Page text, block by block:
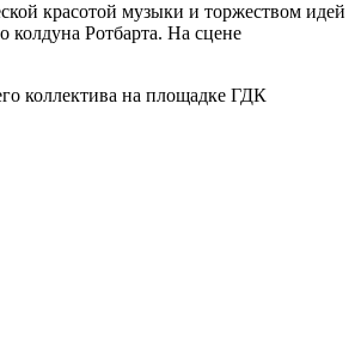
красотой музыки и торжеством идей
колдуна Ротбарта. На сцене
коллектива на площадке ГДК